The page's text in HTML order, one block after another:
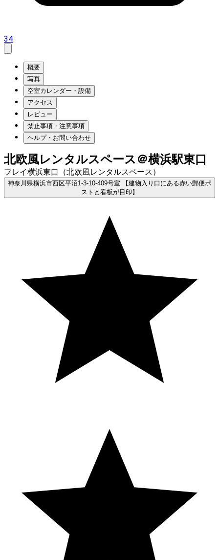
34
概要
写真
空室カレンダー・設備
アクセス
レビュー
禁止事項・注意事項
ヘルプ・お問い合わせ
北欧風レンタルスペース＠横浜駅東口
フレイ横浜東口（北欧風レンタルスペース）
神奈川県横浜市西区平沼1-3-10-409号室 【建物入り口にある赤い郵便ポ
ストと看板が目印】